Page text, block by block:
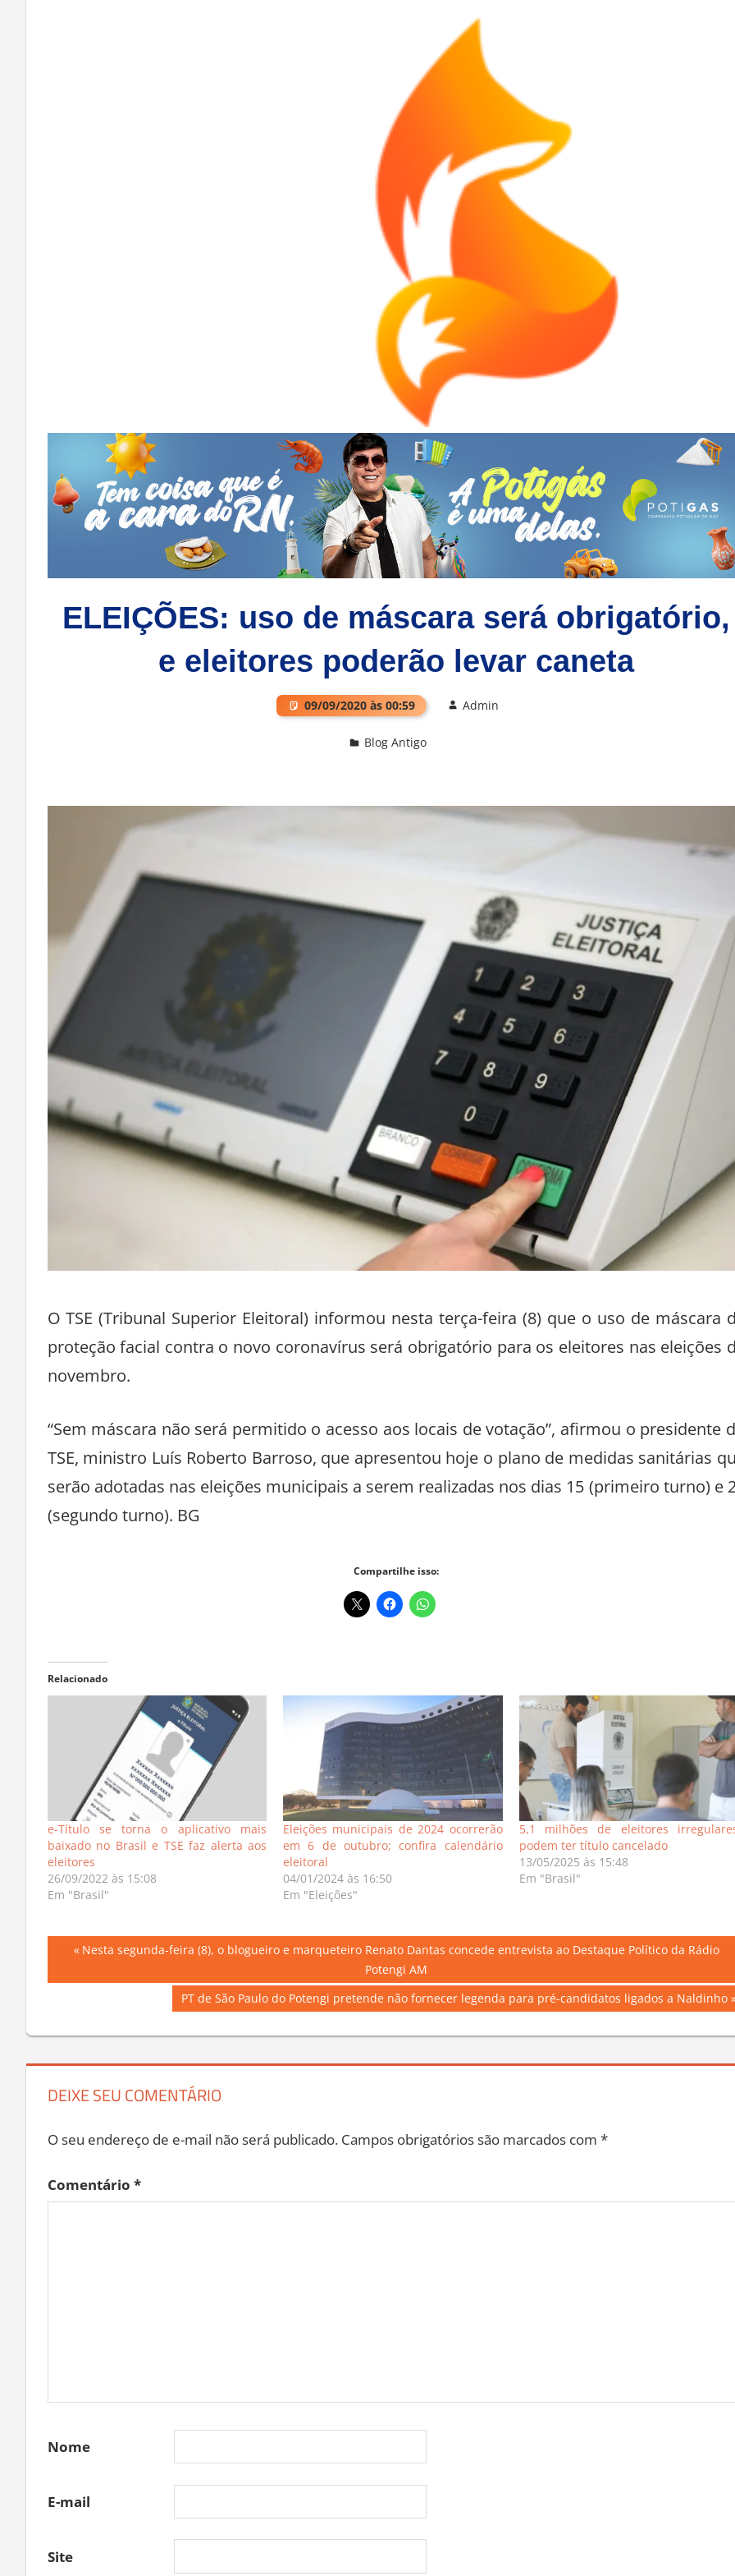
ELEIÇÕES: uso de máscara será obrigatório,
e eleitores poderão levar caneta
09/09/2020 às 00:59 Admin
Blog Antigo
O TSE (Tribunal Superior Eleitoral) informou nesta terça-feira (8) que o uso de máscara
proteção facial contra o novo coronavírus será obrigatório para os eleitores nas eleições
novembro.
“Sem máscara não será permitido o acesso aos locais de votação”, afirmou o presidente
TSE, ministro Luís Roberto Barroso, que apresentou hoje o plano de medidas sanitárias
serão adotadas nas eleições municipais a serem realizadas nos dias 15 (primeiro turno) e
(segundo turno). BG
Compartilhe isso:
e-Título se torna o aplicativo mais
baixado no Brasil e TSE faz alerta aos
eleitores
26/09/2022 às 15:08
Em "Brasil"
Eleições municipais de 2024 ocorrerão
em 6 de outubro; confira calendário
eleitoral
04/01/2024 às 16:50
Em "Eleições"
5,1 milhões de eleitores
podem ter título cancelado
13/05/2025 às 15:48
Em "Brasil"
Navegação
de
Previous
Nesta segunda-feira (8), o blogueiro e marqueteiro Renato Dantas concede entrevista ao Destaque Político da Rádio
Potengi AM
Next
PT de São Paulo do Potengi pretende não fornecer legenda para pré-candidatos ligados a Naldinho
DEIXE SEU COMENTÁRIO
O seu endereço de e-mail não será publicado. Campos obrigatórios são marcados com
Comentário
Nome
E-mail
Site